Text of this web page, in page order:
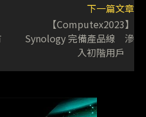
下一篇文章
【Computex2023】
Synology 完備產品線 滲
入初階用戶